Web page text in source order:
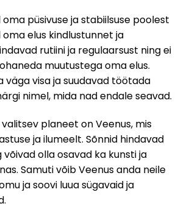
püsivuse ja stabiilsuse poolest
elus kindlustunnet ja
rutiini ja regulaarsust ning ei
muutustega oma elus.
väga visa ja suudavad töötada
nimel, mida nad endale seavad.
planeet on Veenus, mis
ja ilumeelt. Sõnnid hindavad
olla osavad ka kunsti ja
Samuti võib Veenus anda neile
ja soovi luua sügavaid ja